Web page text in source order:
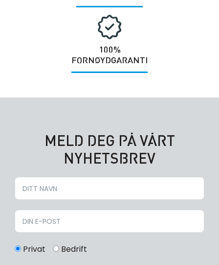
100%
FORNØYDGARANTI
MELD DEG PÅ VÅRT
NYHETSBREV
Privat Bedrift